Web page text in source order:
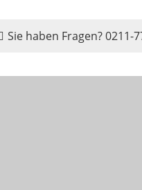
Sie haben Fragen?0211-